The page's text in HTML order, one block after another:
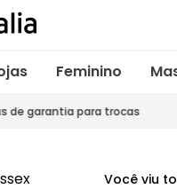
Feminino
de garantia para trocas
Você viu